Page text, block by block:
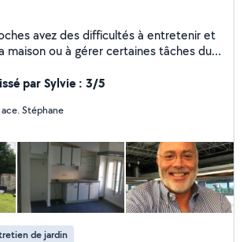
avez des difficultés à entretenir et
maison ou à gérer certaines tâches du
J'interviens jusqu'à 25 km de rayons
services sur mesure :
de maison intérieur et extérieur
Un service fiable et de
pour vous apporter une aide adaptée
suis en mesure de contrôler des
avez confié a des artisans et vous
par Sylvie : 3/5
Stéphane
de jardin